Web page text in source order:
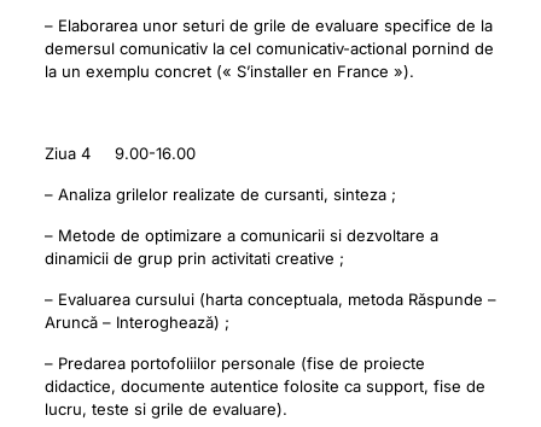
– Elaborarea unor seturi de grile de evaluare specifice de la
demersul comunicativ la cel comunicativ-actional pornind de
la un exemplu concret (« S’installer en France »).
Ziua 4 9.00-16.00
– Analiza grilelor realizate de cursanti, sinteza ;
– Metode de optimizare a comunicarii si dezvoltare a
dinamicii de grup prin activitati creative ;
– Evaluarea cursului (harta conceptuala, metoda Răspunde –
Aruncă – Interoghează) ;
– Predarea portofoliilor personale (fise de proiecte
didactice, documente autentice folosite ca support, fise de
lucru, teste si grile de evaluare).